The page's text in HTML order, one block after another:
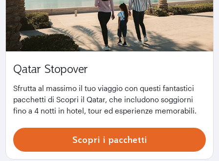
Qatar Stopover
Sfrutta al massimo il tuo viaggio con questi fantastici
pacchetti di Scopri il Qatar, che includono soggiorni
fino a 4 notti in hotel, tour ed esperienze memorabili.
Scopri i pacchetti